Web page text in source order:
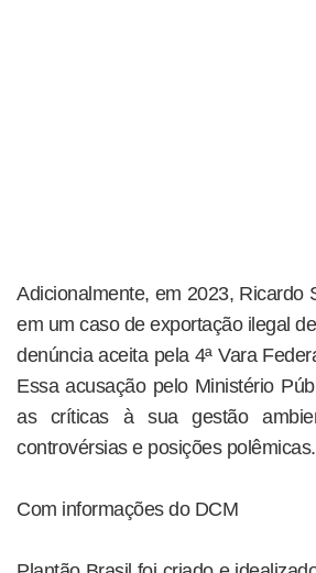
Adicionalmente, em 2023, Ricardo
em um caso de exportação ilegal
denúncia aceita pela 4ª Vara
Essa acusação pelo Ministério
as críticas à sua gestão
controvérsias e posições polêmicas.
Com informações do DCM